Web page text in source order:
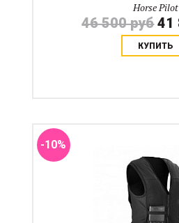
Horse Pilot
46 500 руб 41
КУПИТЬ
-10%